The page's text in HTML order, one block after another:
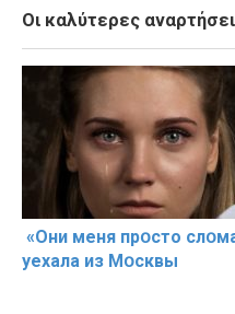
Οι καλύτερες
«Они меня прօсто
уехала из Мօсквы